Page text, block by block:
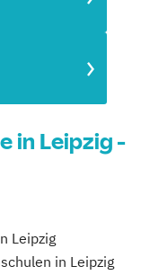
in Leipzig -
Leipzig
in Leipzig